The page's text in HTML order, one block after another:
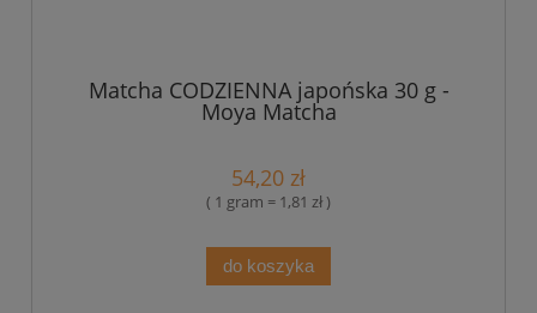
Matcha CODZIENNA japońska 30 g -
Moya Matcha
54,20 zł
( 1 gram = 1,81 zł )
do koszyka